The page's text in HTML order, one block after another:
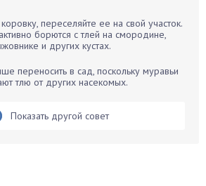
переселяйте ее на свой участок.
борются с тлей на смородине,
и других кустах.
переносить в сад, поскольку муравьи
тлю от других насекомых.
Показать другой совет